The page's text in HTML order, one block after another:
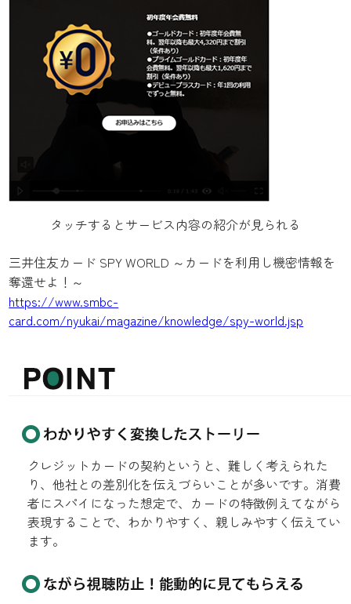
タッチするとサービス内容の紹介が見られる
三井住友カード SPY WORLD ～カードを利用し機密情報を
奪還せよ！～
https://www.smbc-
card.com/nyukai/magazine/knowledge/spy-world.jsp
クレジットカードの契約というと、難しく考えられた
り、他社との差別化を伝えづらいことが多いです。消費
者にスパイになった想定で、カードの特徴例えてながら
表現することで、わかりやすく、親しみやすく伝えてい
ます。